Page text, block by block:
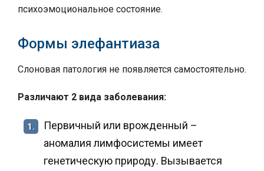
психоэмоциональное состояние.
Формы элефантиаза
Слоновая патология не появляется самостоятельно.
Различают 2 вида заболевания:
1.
Первичный или врожденный –
аномалия лимфосистемы имеет
генетическую природу. Вызывается